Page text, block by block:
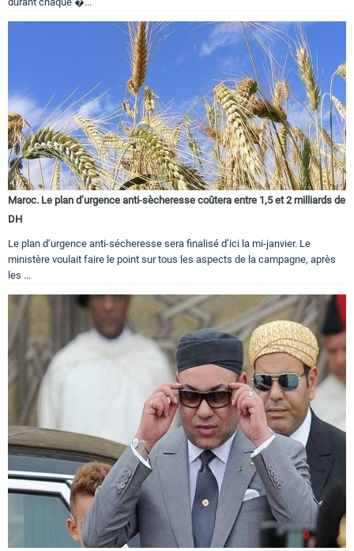
Maroc. Le plan d’urgence anti-sècheresse coûtera entre 1,5 et 2 milliards de
DH
Le plan d’urgence anti-sécheresse sera finalisé d’ici la mi-janvier. Le
ministère voulait faire le point sur tous les aspects de la campagne, après
les ...